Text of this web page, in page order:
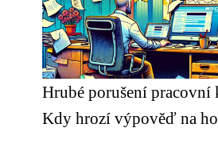
Hrubé porušení pracovní
Kdy hrozí výpověď na